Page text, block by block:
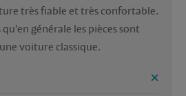
très fiable et très confortable.
générale les pièces sont
voiture classique.